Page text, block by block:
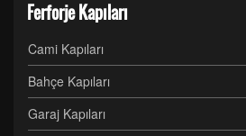
Ferforje Kapıları
Cami Kapıları
Bahçe Kapıları
Garaj Kapıları